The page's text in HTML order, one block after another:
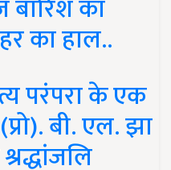
बारिश का
का हाल..
परंपरा के एक
बी. एल. झा